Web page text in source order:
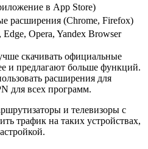
в App Store)
расширения (Chrome, Firefox)
Opera, Yandex Browser
скачивать официальные
и предлагают больше функций.
расширения для
для всех программ.
и телевизоры с
трафик на таких устройствах,